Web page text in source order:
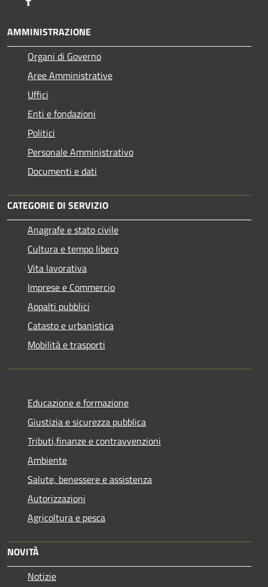
AMMINISTRAZIONE
Organi di Governo
Aree Amministrative
Uffici
Enti e fondazioni
Politici
Personale Amministrativo
Documenti e dati
CATEGORIE DI SERVIZIO
Anagrafe e stato civile
Cultura e tempo libero
Vita lavorativa
Imprese e Commercio
Appalti pubblici
Catasto e urbanistica
Mobilità e trasporti
Educazione e formazione
Giustizia e sicurezza pubblica
Tributi,finanze e contravvenzioni
Ambiente
Salute, benessere e assistenza
Autorizzazioni
Agricoltura e pesca
NOVITÀ
Notizie